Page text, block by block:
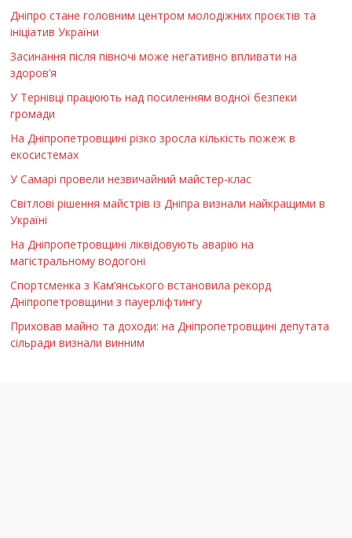
Дніпро стане головним центром молодіжних проєктів та
ініціатив України
Засинання після півночі може негативно впливати на
здоров’я
У Тернівці працюють над посиленням водної безпеки
громади
На Дніпропетровщині різко зросла кількість пожеж в
екосистемах
У Самарі провели незвичайний майстер-клас
Світлові рішення майстрів із Дніпра визнали найкращими в
Україні
На Дніпропетровщині ліквідовують аварію на
магістральному водогоні
Спортсменка з Кам’янського встановила рекорд
Дніпропетровщини з пауерліфтингу
Приховав майно та доходи: на Дніпропетровщині депутата
сільради визнали винним